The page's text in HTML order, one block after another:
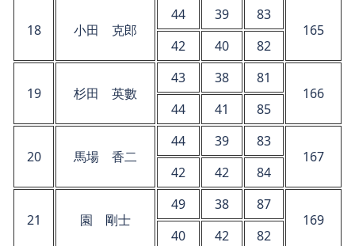
18 小田 克郎
44 39
83
165
42
40 82
19 杉田 英數
43 38
81
166
44
41 85
20 馬場 香二
44 39
83
167
42
42 84
21 園 剛士
49 38
87
169
40
42 82